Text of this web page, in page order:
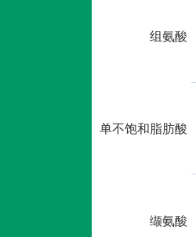
组氨酸
单不饱和脂肪酸
缬氨酸